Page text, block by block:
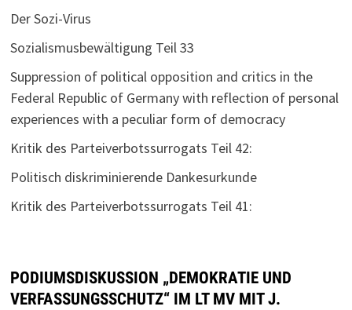
Der Sozi-Virus
Sozialismusbewältigung Teil 33
Suppression of political opposition and critics in the
Federal Republic of Germany with reflection of personal
experiences with a peculiar form of democracy
Kritik des Parteiverbotssurrogats Teil 42:
Politisch diskriminierende Dankesurkunde
Kritik des Parteiverbotssurrogats Teil 41:
PODIUMSDISKUSSION „DEMOKRATIE UND
VERFASSUNGSSCHUTZ“ IM LT MV MIT J.